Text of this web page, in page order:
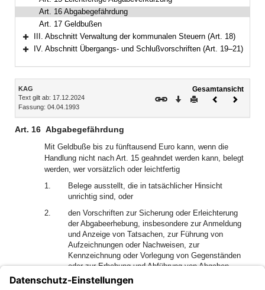
Art. 16 Abgabegefährdung
Art. 17 Geldbußen
Bereich erweitern
III. Abschnitt Verwaltung der kommunalen Steuern (Art. 18)
IV. Abschnitt Übergangs- und Schlußvorschriften (Art. 19–21)
Inhalt
KAG
Text gilt ab: 17.12.2024
Fassung: 04.04.1993
Gesamtansicht
Download
DruckenVorheriges
Art. 16 Abgabegefährdung
Mit Geldbuße bis zu fünftausend Euro kann, wenn die
Handlung nicht nach Art. 15 geahndet werden kann, belegt
werden, wer vorsätzlich oder leichtfertig
1.
Belege ausstellt, die in tatsächlicher Hinsicht
unrichtig sind, oder
2.
den Vorschriften zur Sicherung oder Erleichterung
der Abgabeerhebung, insbesondere zur Anmeldung
und Anzeige von Tatsachen, zur Führung von
Aufzeichnungen oder Nachweisen, zur
Kennzeichnung oder Vorlegung von Gegenständen
oder zur Erhebung und Abführung von Abgaben
zuwiderhandelt,